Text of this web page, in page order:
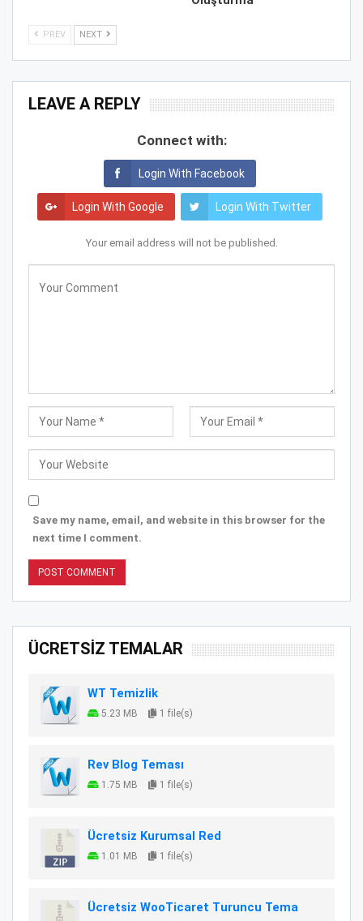
PREV NEXT
LEAVE A REPLY
Connect with:
Login With Facebook
Login With Google Login With Twitter
Your email address will not be published.
Save my name, email, and website in this browser for the
next time I comment.
ÜCRETSİZ TEMALAR
WT Temizlik
5.23 MB 1 file(s)
Rev Blog Teması
1.75 MB 1 file(s)
Ücretsiz Kurumsal Red
1.01 MB 1 file(s)
Ücretsiz WooTicaret Turuncu Tema